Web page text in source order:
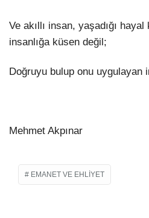
Ve akıllı insan, yaşadığı hayal
insanlığa küsen değil;
Doğruyu bulup onu uygulayan
Mehmet Akpınar
EMANET VE EHLİYET